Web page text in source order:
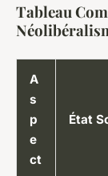
Tableau
A
s
p
e
ct
État